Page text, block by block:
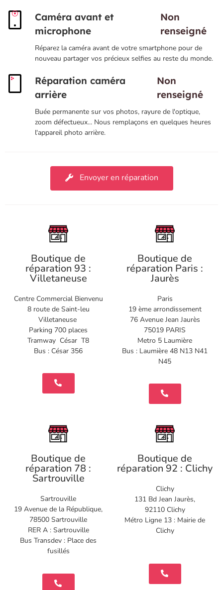
Caméra avant et
microphone
Non
renseigné
Réparez la caméra avant de votre smartphone pour de
nouveau partager vos précieux selfies au reste du monde.
Réparation caméra
arrière
Non
renseigné
Buée permanente sur vos photos, rayure de l'optique,
zoom défectueux... Nous remplaçons en quelques heures
l'appareil photo arrière.
Envoyer en réparation
Boutique de
réparation 93 :
Villetaneuse
Centre Commercial Bienvenu
8 route de Saint-leu
Villetaneuse
Parking 700 places
Tramway César T8
Bus : César 356
Boutique de
réparation Paris :
Jaurès
Paris
19 ème arrondissement
76 Avenue Jean Jaurès
75019 PARIS
Metro 5 Laumière
Bus : Laumière 48 N13 N41
N45
Boutique de
réparation 78 :
Sartrouville
Sartrouville
19 Avenue de la République,
78500 Sartrouville
RER A : Sartrouville
Bus Transdev : Place des
fusillés
Boutique de
réparation 92 : Clichy
Clichy
131 Bd Jean Jaurès,
92110 Clichy
Métro Ligne 13 : Mairie de
Clichy